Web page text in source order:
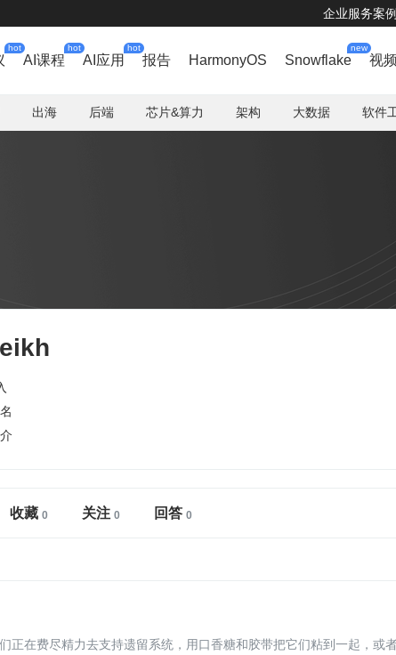
企业服务案例
hot
AI课程
hot
AI应用
hot
报告 HarmonyOS Snowflake
new
视频
出海 后端 芯片&算力 架构 大数据 软件
收藏 关注 回答
正在费尽精力去支持遗留系统，用口香糖和胶带把它们粘到一起，或